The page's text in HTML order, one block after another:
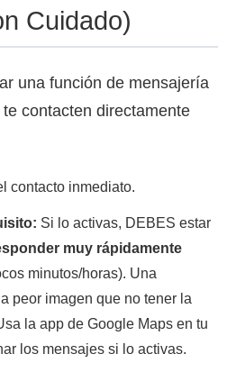
Cuidado)
una función de mensajería
contacten directamente
contacto inmediato.
Si lo activas, DEBES estar
muy rápidamente
minutos/horas). Una
peor imagen que no tener la
la app de Google Maps en tu
los mensajes si lo activas.